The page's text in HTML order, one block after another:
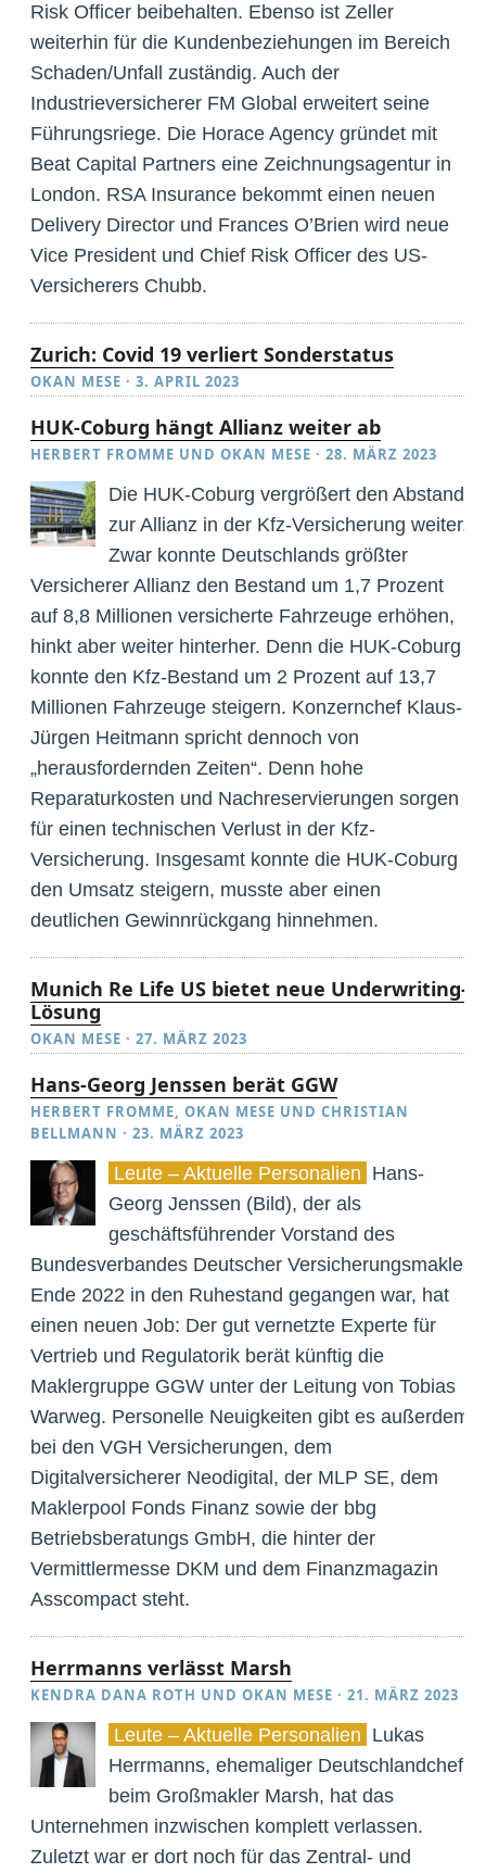
Risk Officer beibehalten. Ebenso ist Zeller
weiterhin für die Kundenbeziehungen im Bereich
Schaden/Unfall zuständig. Auch der
Industrieversicherer FM Global erweitert seine
Führungsriege. Die Horace Agency gründet mit
Beat Capital Partners eine Zeichnungsagentur in
London. RSA Insurance bekommt einen neuen
Delivery Director und Frances O’Brien wird neue
Vice President und Chief Risk Officer des US-
Versicherers Chubb.
Zurich: Covid 19 verliert Sonderstatus
OKAN MESE ·3. APRIL 2023
HUK-Coburg hängt Allianz weiter ab
HERBERT FROMME UNDOKAN MESE ·28. MÄRZ 2023
Die HUK-Coburg vergrößert den Abstand
zur Allianz in der Kfz-Versicherung weiter.
Zwar konnte Deutschlands größter
Versicherer Allianz den Bestand um 1,7 Prozent
auf 8,8 Millionen versicherte Fahrzeuge erhöhen,
hinkt aber weiter hinterher. Denn die HUK-Coburg
konnte den Kfz-Bestand um 2 Prozent auf 13,7
Millionen Fahrzeuge steigern. Konzernchef Klaus-
Jürgen Heitmann spricht dennoch von
„herausfordernden Zeiten“. Denn hohe
Reparaturkosten und Nachreservierungen sorgen
für einen technischen Verlust in der Kfz-
Versicherung. Insgesamt konnte die HUK-Coburg
den Umsatz steigern, musste aber einen
deutlichen Gewinnrückgang hinnehmen.
Munich Re Life US bietet neue Underwriting-
Lösung
OKAN MESE ·27. MÄRZ 2023
Hans-Georg Jenssen berät GGW
HERBERT FROMME ,OKAN MESE UNDCHRISTIAN
BELLMANN ·23. MÄRZ 2023
Leute – Aktuelle Personalien Hans-
Georg Jenssen (Bild), der als
geschäftsführender Vorstand des
Bundesverbandes Deutscher Versicherungsmakler
Ende 2022 in den Ruhestand gegangen war, hat
einen neuen Job: Der gut vernetzte Experte für
Vertrieb und Regulatorik berät künftig die
Maklergruppe GGW unter der Leitung von Tobias
Warweg. Personelle Neuigkeiten gibt es außerdem
bei den VGH Versicherungen, dem
Digitalversicherer Neodigital, der MLP SE, dem
Maklerpool Fonds Finanz sowie der bbg
Betriebsberatungs GmbH, die hinter der
Vermittlermesse DKM und dem Finanzmagazin
Asscompact steht.
Herrmanns verlässt Marsh
KENDRA DANA ROTH UNDOKAN MESE ·21. MÄRZ 2023
Leute – Aktuelle Personalien Lukas
Herrmanns, ehemaliger Deutschlandchef
beim Großmakler Marsh, hat das
Unternehmen inzwischen komplett verlassen.
Zuletzt war er dort noch für das Zentral- und